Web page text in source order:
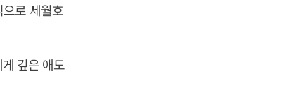
로 세월호
깊은 애도